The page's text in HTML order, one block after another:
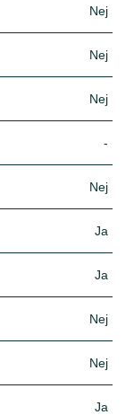
Nej
Nej
Nej
-
Nej
Ja
Ja
Nej
Nej
Ja